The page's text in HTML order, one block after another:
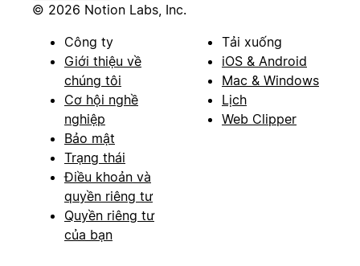
© 2026 Notion Labs, Inc.
Công ty
Giới thiệu về
chúng tôi
Cơ hội nghề
nghiệp
Bảo mật
Trạng thái
Điều khoản và
quyền riêng tư
Quyền riêng tư
của bạn
Tải xuống
iOS & Android
Mac & Windows
Lịch
Web Clipper